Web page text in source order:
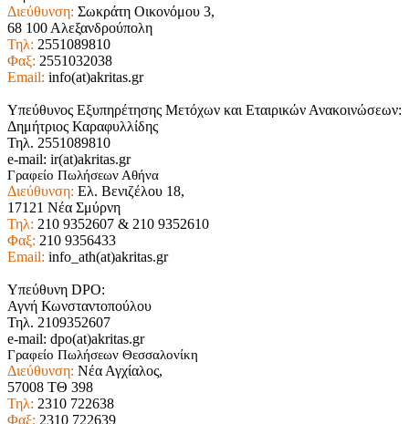
Διεύθυνση: Σωκράτη Οικονόμου 3,
68 100 Αλεξανδρούπολη
Τηλ: 2551089810
Φαξ: 2551032038
Email: info(at)akritas.gr
Υπεύθυνος Εξυπηρέτησης Μετόχων και Εταιρικών Ανακοινώσεων:
Δημήτριος Καραφυλλίδης
Τηλ. 2551089810
e-mail: ir(at)akritas.gr
Γραφείο Πωλήσεων Αθήνα
Διεύθυνση: Ελ. Βενιζέλου 18,
17121 Νέα Σμύρνη
Τηλ: 210 9352607 & 210 9352610
Φαξ: 210 9356433
Email: info_ath(at)akritas.gr
Υπεύθυνη DPO:
Αγνή Κωνσταντοπούλου
Τηλ. 2109352607
e-mail: dpo(at)akritas.gr
Γραφείο Πωλήσεων Θεσσαλονίκη
Διεύθυνση: Νέα Αγχίαλος,
57008 ΤΘ 398
Τηλ: 2310 722638
Φαξ: 2310 722639